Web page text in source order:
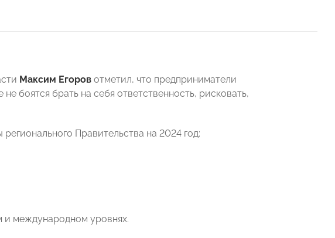
Максим Егоров отметил, что предприниматели
боятся брать на себя ответственность, рисковать,
Правительства на 2024 год:
и международном уровнях.